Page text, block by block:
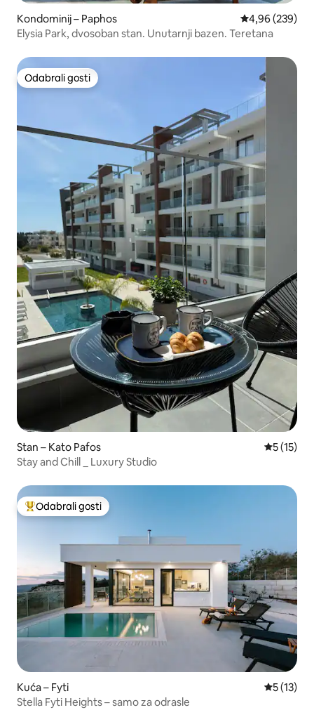
Kondominij – Paphos Prosječna
4,96 (239)
Elysia Park, dvosoban stan. Unutarnji bazen. Teretana
Odabrali gosti
Odabrali gosti
Stan – Kato Pafos Prosječna
5 (15)
Stay and Chill _ Luxury Studio
Među najviše rangiranima s oznakom „Odabrali gosti”
Odabrali gosti
Kuća – Fyti Prosječna
5 (13)
Stella Fyti Heights – samo za odrasle